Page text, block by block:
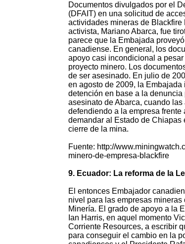
Documentos divulgados por el
(DFAIT) en una solicitud de
actividades mineras de
activista, Mariano Abarca, fue
parece que la Embajada
canadiense. En general, los
apoyo casi incondicional a
proyecto minero. Los
de ser asesinado. En julio de
en agosto de 2009, la
detención en base a la
asesinato de Abarca, cuando
defendiendo a la empresa
demandar al Estado de Chiapas
cierre de la mina.
Fuente: http://
minero-de-empresa-blackfire
9. Ecuador: La reforma de la
El entonces Embajador
nivel para las empresas
Minería. El grado de apoyo a la
Ian Harris, en aquel momento
Corriente Resources, a escribir
para conseguir el cambio en la